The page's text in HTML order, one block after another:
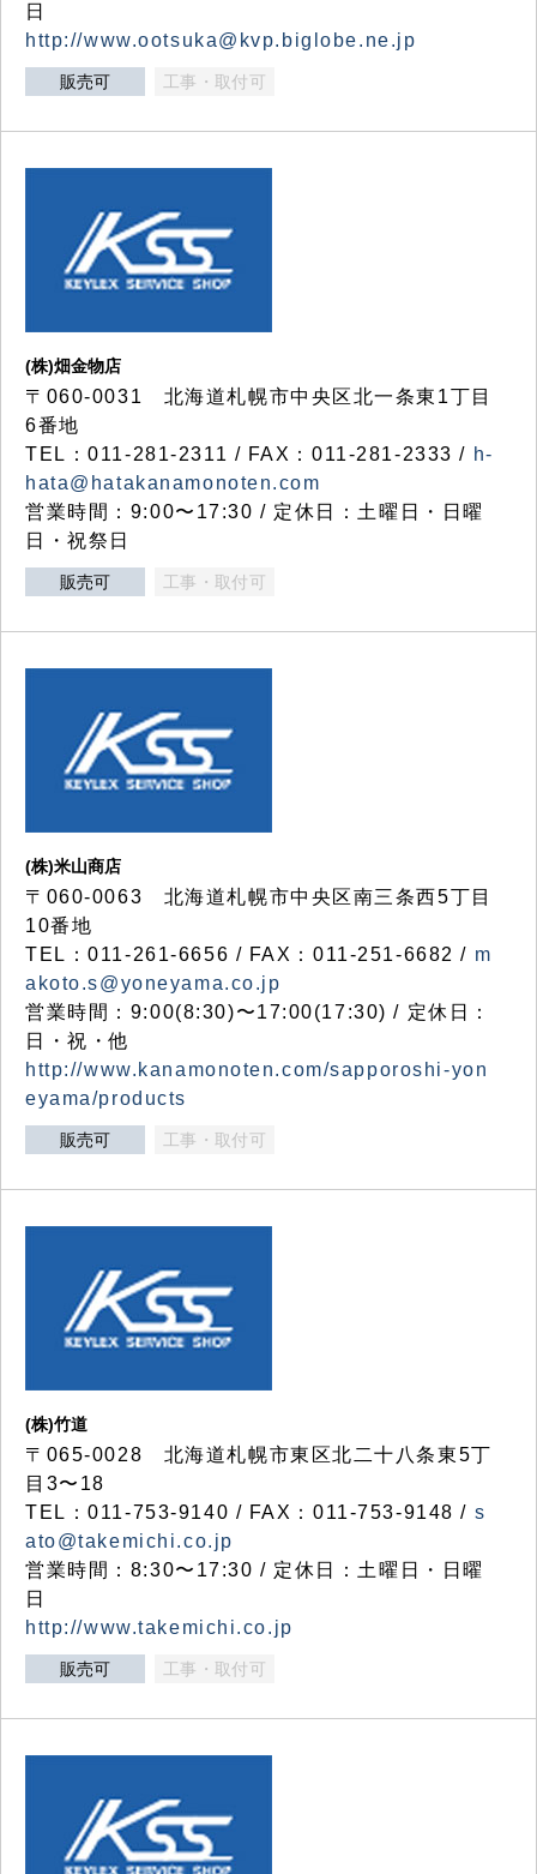
日
http://www.ootsuka@kvp.biglobe.ne.jp
販売可 工事・取付可
(株)畑金物店
〒060-0031 北海道札幌市中央区北一条東1丁目
6番地
TEL：011-281-2311 / FAX：011-281-2333 / h-
hata@hatakanamonoten.com
営業時間：9:00〜17:30 / 定休日：土曜日・日曜
日・祝祭日
販売可 工事・取付可
(株)米山商店
〒060-0063 北海道札幌市中央区南三条西5丁目
10番地
TEL：011-261-6656 / FAX：011-251-6682 / m
akoto.s@yoneyama.co.jp
営業時間：9:00(8:30)〜17:00(17:30) / 定休日：
日・祝・他
http://www.kanamonoten.com/sapporoshi-yon
eyama/products
販売可 工事・取付可
(株)竹道
〒065-0028 北海道札幌市東区北二十八条東5丁
目3〜18
TEL：011-753-9140 / FAX：011-753-9148 / s
ato@takemichi.co.jp
営業時間：8:30〜17:30 / 定休日：土曜日・日曜
日
http://www.takemichi.co.jp
販売可 工事・取付可